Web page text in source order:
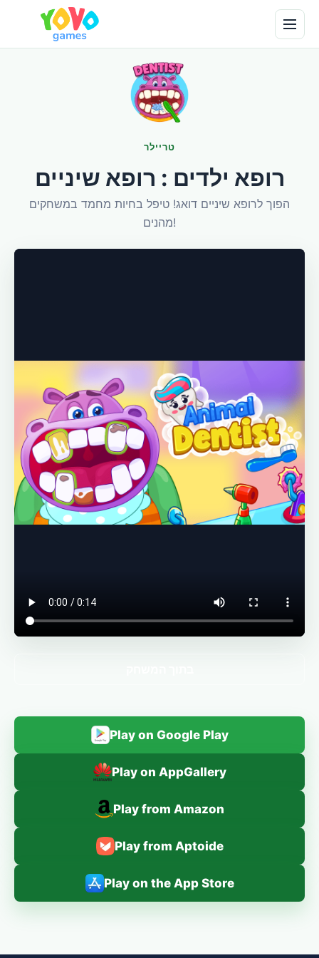
טריילר
רופא ילדים : רופא שיניים
הפוך לרופא שיניים דואג! טיפל בחיות מחמד במשחקים
מהנים!
Play on Google Play
Play on AppGallery
Play from Amazon
Play from Aptoide
Play on the App Store